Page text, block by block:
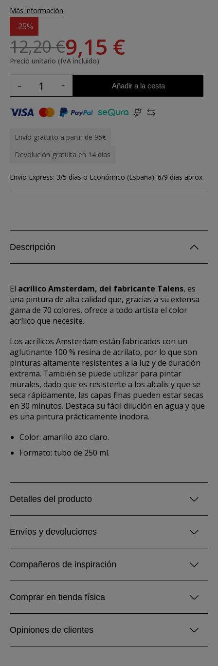
Más información
-25%
12,20 €9,15 €
Precio unitario (IVA incluido)
Añadir a la cesta
Envío gratuito a partir de 95€
Devolución gratuita en 14 días
Envío Express: 3/5 días o Económico (España): 6/9 días aprox.
Descripción
El acrílico Amsterdam, del fabricante Talens, es
una pintura de alta calidad que, gracias a su extensa
gama de 70 colores, ofrece a todo artista el color
acrílico que necesite.
Los acrílicos Amsterdam están fabricados con un
aglutinante 100 % resina de acrilato, por lo que son
pinturas altamente resistentes a la luz y de duración
extrema. También se puede utilizar para pintar
murales, dado que es resistente a los alcalis y que se
seca rápidamente, las capas finas pueden estar secas
en 30 minutos. Destaca su fácil dilución en agua y que
es una pintura prácticamente inodora.
Color: amarillo azo claro.
Formato: tubo de 250 ml.
Detalles del producto
Envíos y devoluciones
Compañeros de inspiración
Comprar en tienda física
Opiniones de clientes